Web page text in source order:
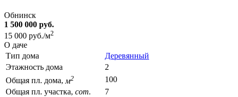
Обнинск
1 500 000 руб.
15 000 руб./м2
О даче
Тип дома
Деревянный
Этажность дома
2
Общая пл. дома, м2
100
Общая пл. участка, сот.
7